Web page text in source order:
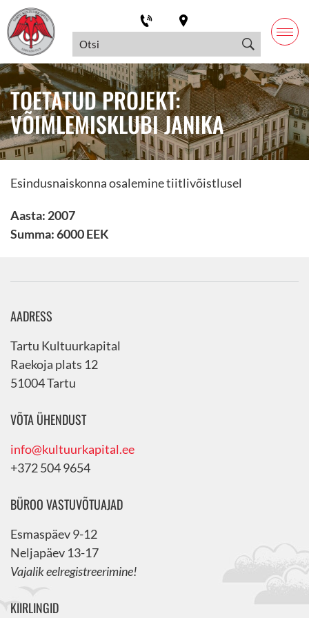
TOETATUD PROJEKT:
VÕIMLEMISKLUBI JANIKA
Esindusnaiskonna osalemine tiitlivõistlusel
Aasta: 2007
Summa: 6000 EEK
AADRESS
Tartu Kultuurkapital
Raekoja plats 12
51004 Tartu
VÕTA ÜHENDUST
info@kultuurkapital.ee
+372 504 9654
BÜROO VASTUVÕTUAJAD
Esmaspäev 9-12
Neljapäev 13-17
Vajalik eelregistreerimine!
KIIRLINGID